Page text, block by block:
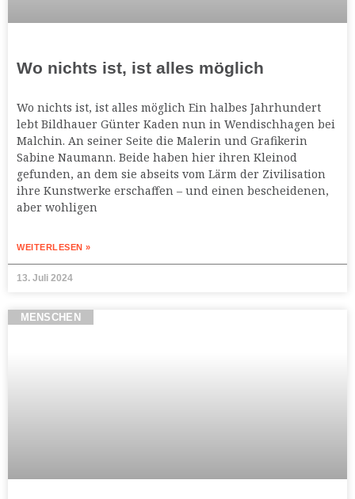
Wo nichts ist, ist alles möglich
Wo nichts ist, ist alles möglich Ein halbes Jahrhundert
lebt Bildhauer Günter Kaden nun in Wendischhagen bei
Malchin. An seiner Seite die Malerin und Grafikerin
Sabine Naumann. Beide haben hier ihren Kleinod
gefunden, an dem sie abseits vom Lärm der Zivilisation
ihre Kunstwerke erschaffen – und einen bescheidenen,
aber wohligen
WEITERLESEN »
13. Juli 2024
MENSCHEN